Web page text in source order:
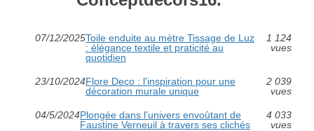
07/12/2025Toile enduite au mètre Tissage de Luz
: élégance textile et praticité au
quotidien
1 124
vues
23/10/2024Flore Deco : l'inspiration pour une
décoration murale unique
2 039
vues
04/5/2024Plongée dans l'univers envoûtant de
Faustine Verneuil à travers ses clichés
4 033
vues